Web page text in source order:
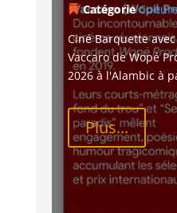
Catégorie
Ciné Barquette
Vaccaro de Wopé
2026 à l'Alambic à
Plus...